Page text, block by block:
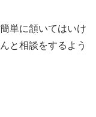
単に頷いてはいけ
と相談をするよう